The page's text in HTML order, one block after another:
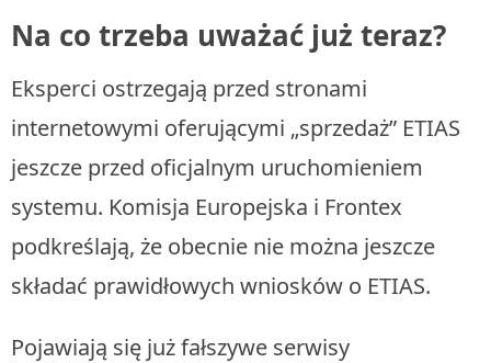
Na co trzeba uważać już teraz?
Eksperci ostrzegają przed stronami
internetowymi oferującymi „sprzedaż” ETIAS
jeszcze przed oficjalnym uruchomieniem
systemu. Komisja Europejska i Frontex
podkreślają, że obecnie nie można jeszcze
składać prawidłowych wniosków o ETIAS.
Pojawiają się już fałszywe serwisy